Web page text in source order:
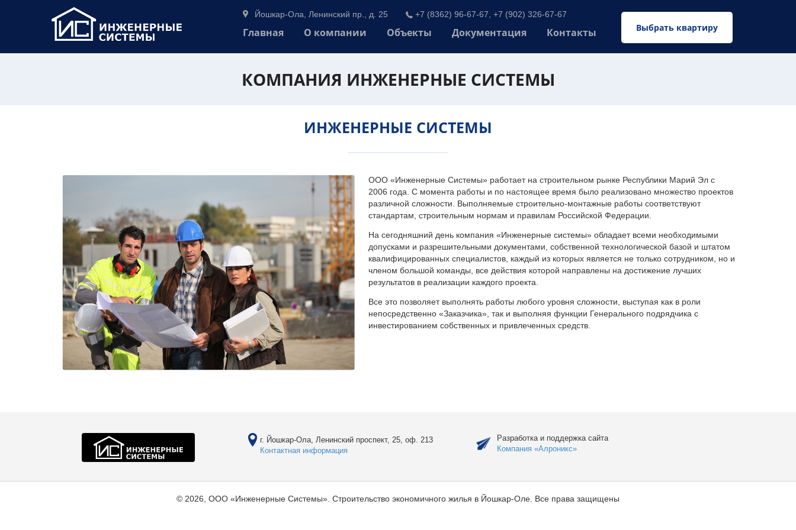
Выбрать квартиру
Йошкар-Ола, Ленинский пр., д. 25 +7 (8362) 96-67-67, +7 (902) 326-67-67
Главная О компании Объекты Документация Контакты
КОМПАНИЯ ИНЖЕНЕРНЫЕ СИСТЕМЫ
ИНЖЕНЕРНЫЕ СИСТЕМЫ
ООО «Инженерные Системы» работает на строительном рынке Республики Марий Эл с
2006 года. С момента работы и по настоящее время было реализовано множество проектов
различной сложности. Выполняемые строительно-монтажные работы соответствуют
стандартам, строительным нормам и правилам Российской Федерации.
На сегодняшний день компания «Инженерные системы» обладает всеми необходимыми
допусками и разрешительными документами, собственной технологической базой и штатом
квалифицированных специалистов, каждый из которых является не только сотрудником, но и
членом большой команды, все действия которой направлены на достижение лучших
результатов в реализации каждого проекта.
Все это позволяет выполнять работы любого уровня сложности, выступая как в роли
непосредственно «Заказчика», так и выполняя функции Генерального подрядчика с
инвестированием собственных и привлеченных средств.
г. Йошкар-Ола, Ленинский проспект, 25, оф. 213
Контактная информация
Разработка и поддержка сайта
Компания «Алроникс»
© 2026, ООО «Инженерные Системы». Строительство экономичного жилья в Йошкар-Оле. Все права защищены